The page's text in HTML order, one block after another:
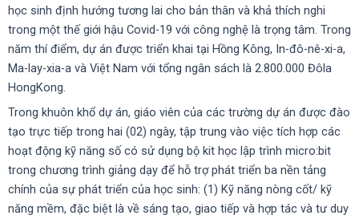
học sinh định hướng tương lai cho bản thân và khả thích nghi
trong một thế giới hậu Covid-19 với công nghệ là trọng tâm. Trong
năm thí điểm, dự án được triển khai tại Hồng Kông, In-đô-nê-xi-a,
Ma-lay-xia-a và Việt Nam với tổng ngân sách là 2.800.000 Đôla
HongKong.
Trong khuôn khổ dự án, giáo viên của các trường dự án được đào
tạo trực tiếp trong hai (02) ngày, tập trung vào việc tích hợp các
hoạt động kỹ năng số có sử dụng bộ kit học lập trình micro:bit
trong chương trình giảng dạy để hỗ trợ phát triển ba nền tảng
chính của sự phát triển của học sinh: (1) Kỹ năng nòng cốt/ kỹ
năng mềm, đặc biệt là về sáng tạo, giao tiếp và hợp tác và tư duy